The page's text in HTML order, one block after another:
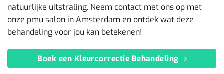
natuurlijke uitstraling. Neem contact met ons op met
onze pmu salon in Amsterdam en ontdek wat deze
behandeling voor jou kan betekenen!
Boek een Kleurcorrectie Behandeling